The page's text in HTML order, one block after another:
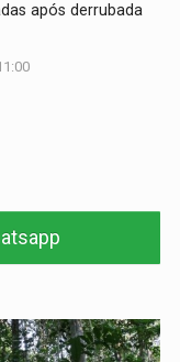
após derrubada